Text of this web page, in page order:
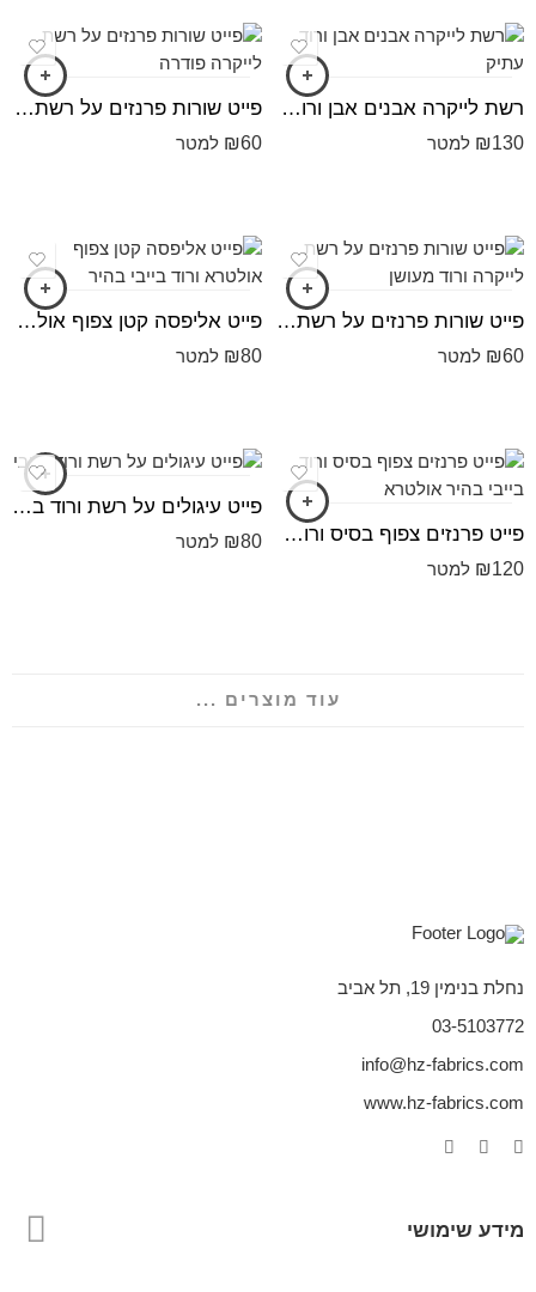
רשת לייקרה אבנים אבן ורוד עתיק
₪130 למטר
פייט שורות פרנזים על רשת לייקרה פודרה
₪60 למטר
פייט שורות פרנזים על רשת לייקרה ורוד מעושן
₪60 למטר
פייט אליפסה קטן צפוף אולטרא ורוד בייבי בהיר
₪80 למטר
פייט פרנזים צפוף בסיס ורוד בייבי בהיר אולטרא
₪120 למטר
פייט עיגולים על רשת ורוד בייבי
₪80 למטר
עוד מוצרים ...
נחלת בנימין 19, תל אביב
03-5103772
info@hz-fabrics.com
www.hz-fabrics.com
מידע שימושי